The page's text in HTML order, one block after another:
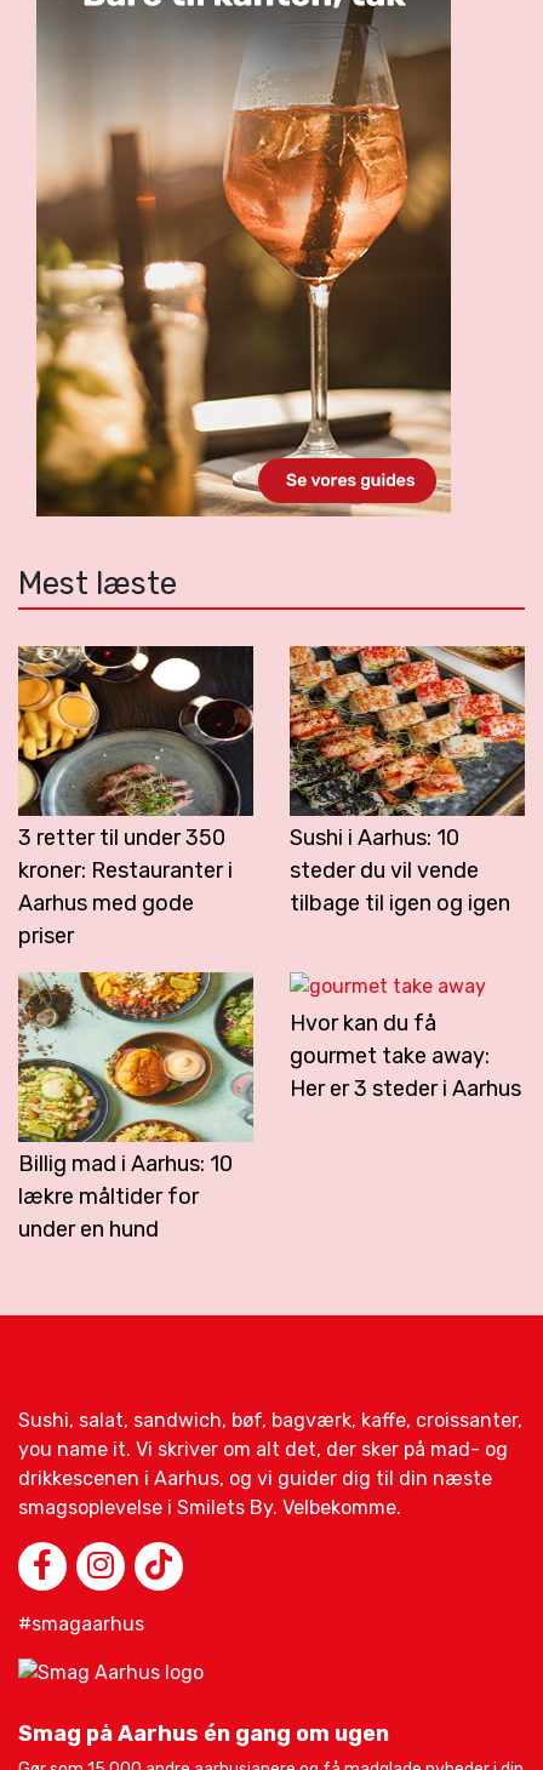
Mest læste
3 retter til under 350
kroner: Restauranter i
Aarhus med gode
priser
Sushi i Aarhus: 10
steder du vil vende
tilbage til igen og igen
Billig mad i Aarhus: 10
lækre måltider for
under en hund
Hvor kan du få
gourmet take away:
Her er 3 steder i Aarhus
Sushi, salat, sandwich, bøf, bagværk, kaffe, croissanter,
you name it. Vi skriver om alt det, der sker på mad- og
drikkescenen i Aarhus, og vi guider dig til din næste
smagsoplevelse i Smilets By. Velbekomme.
#smagaarhus
Smag på Aarhus én gang om ugen